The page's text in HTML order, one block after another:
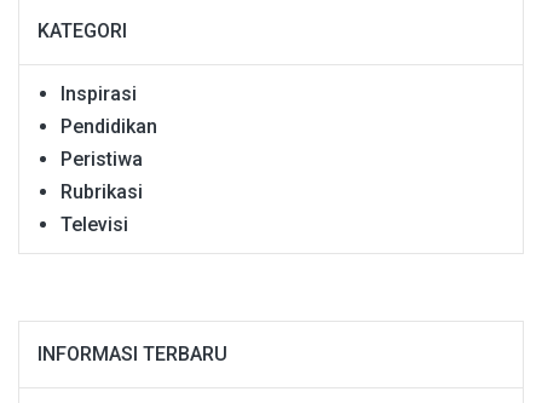
KATEGORI
Inspirasi
Pendidikan
Peristiwa
Rubrikasi
Televisi
INFORMASI TERBARU